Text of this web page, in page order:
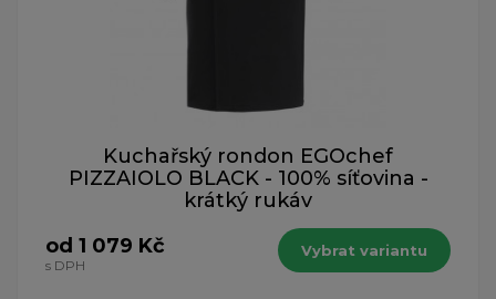
Kuchařský rondon EGOchef
PIZZAIOLO BLACK - 100% síťovina -
krátký rukáv
od 1 079 Kč
s DPH
Vybrat variantu